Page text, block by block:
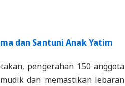
dan Santuni Anak Yatim
pengerahan 150 anggota
dan memastikan lebaran